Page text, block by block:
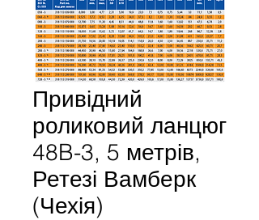
Привідний
роликовий ланцюг
48B-3, 5 метрів,
Ретезі Вамберк
(Чехія)